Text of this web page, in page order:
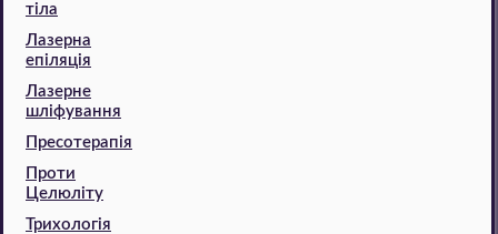
тіла
Лазерна
епіляція
Лазерне
шліфування
Пресотерапія
Проти
Целюліту
Трихологія